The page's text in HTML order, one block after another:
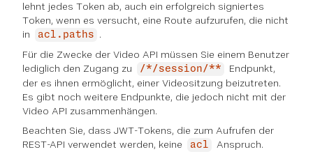
lehnt jedes Token ab, auch ein erfolgreich signiertes
Token, wenn es versucht, eine Route aufzurufen, die nicht
in
acl.paths
.
Für die Zwecke der Video API müssen Sie einem Benutzer
lediglich den Zugang zu
/*/session/**
Endpunkt,
der es ihnen ermöglicht, einer Videositzung beizutreten.
Es gibt noch weitere Endpunkte, die jedoch nicht mit der
Video API zusammenhängen.
Beachten Sie, dass JWT-Tokens, die zum Aufrufen der
REST-API verwendet werden, keine
acl Anspruch.